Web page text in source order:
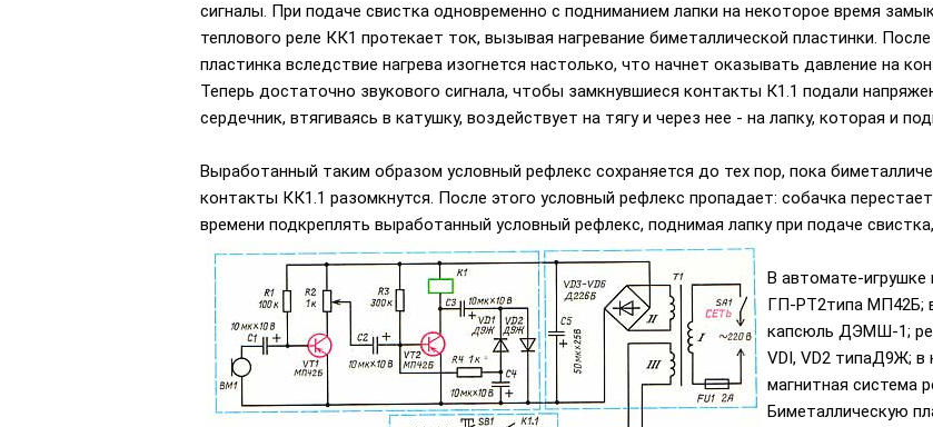
сигналы. При подаче свистка одновременно с подниманием лапки на некоторое время
теплового реле КК1 протекает ток, вызывая нагревание биметаллической пластинки.
пластинка вследствие нагрева изогнется настолько, что начнет оказывать давление на
Теперь достаточно звукового сигнала, чтобы замкнувшиеся контакты К1.1 подали
сердечник, втягиваясь в катушку, воздействует на тягу и через нее - на лапку, которая и
Выработанный таким образом условный рефлекс сохраняется до тех пор, пока
контакты КК1.1 разомкнутся. После этого условный рефлекс пропадает: собачка
времени подкреплять выработанный условный рефлекс, поднимая лапку при подаче
В автомате-
ГП-РТ2типа МП42Б;
капсюль ДЭМШ-1;
VDI, VD2 типаД9Ж; в
магнитная система
Биметаллическую